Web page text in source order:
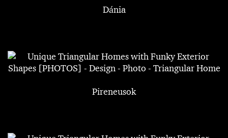
Dánia
Pireneusok